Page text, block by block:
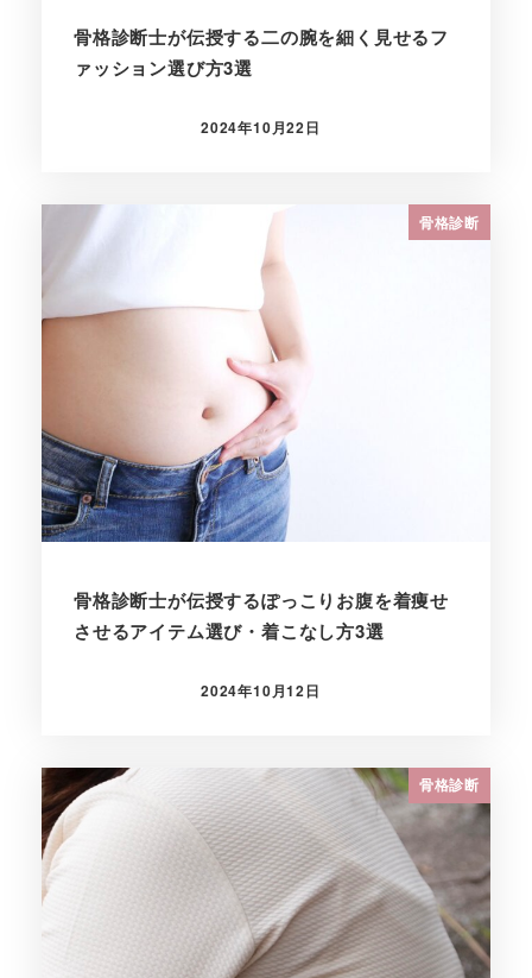
骨格診断士が伝授する二の腕を細く見せるフ
ァッション選び方3選
投稿日
2024年10月22日
骨格診断
骨格診断士が伝授するぽっこりお腹を着痩せ
させるアイテム選び・着こなし方3選
投稿日
2024年10月12日
骨格診断